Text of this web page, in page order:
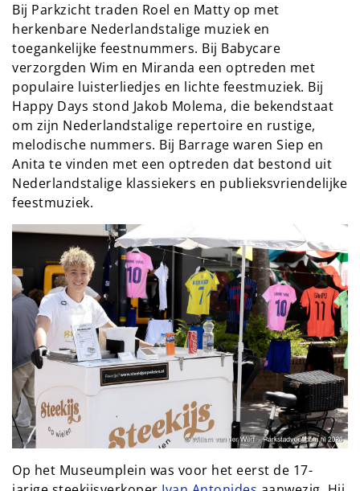
Bij Parkzicht traden Roel en Matty op met
herkenbare Nederlandstalige muziek en
toegankelijke feestnummers. Bij Babycare
verzorgden Wim en Miranda een optreden met
populaire luisterliedjes en lichte feestmuziek. Bij
Happy Days stond Jakob Molema, die bekendstaat
om zijn Nederlandstalige repertoire en rustige,
melodische nummers. Bij Barrage waren Siep en
Anita te vinden met een optreden dat bestond uit
Nederlandstalige klassiekers en publieksvriendelijke
feestmuziek.
Op het Museumplein was voor het eerst de 17-